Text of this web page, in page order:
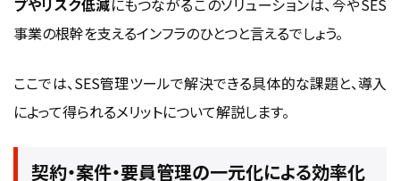
プやリスク低減にもつながるこのソリューションは、今やSES
事業の根幹を支えるインフラのひとつと言えるでしょう。
ここでは、SES管理ツールで解決できる具体的な課題と、導入
によって得られるメリットについて解説します。
契約・案件・要員管理の一元化による効率化